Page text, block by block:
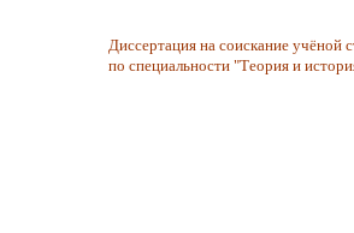
Диссертация на соискание учёной
по специальности "Теория и